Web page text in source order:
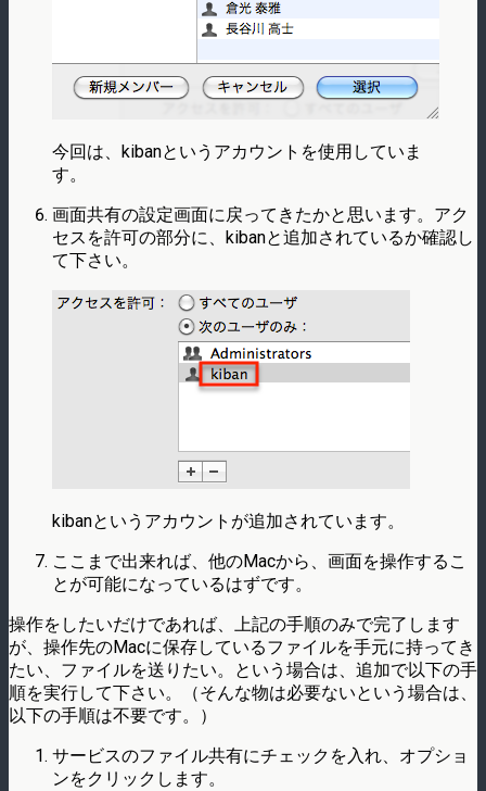
今回は、kibanというアカウントを使用していま
す。
画面共有の設定画面に戻ってきたかと思います。アク
セスを許可の部分に、kibanと追加されているか確認し
て下さい。
kibanというアカウントが追加されています。
ここまで出来れば、他のMacから、画面を操作するこ
とが可能になっているはずです。
操作をしたいだけであれば、上記の手順のみで完了します
が、操作先のMacに保存しているファイルを手元に持ってき
たい、ファイルを送りたい。という場合は、追加で以下の手
順を実行して下さい。（そんな物は必要ないという場合は、
以下の手順は不要です。）
サービスのファイル共有にチェックを入れ、オプショ
ンをクリックします。